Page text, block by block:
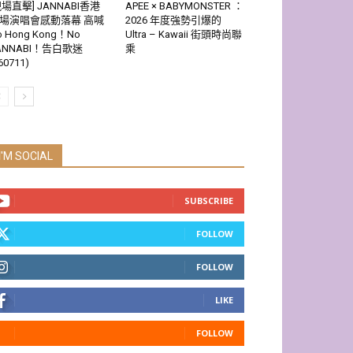
場直擊] JANNABI香港
演唱會感動落幕 高喊
Hong Kong！No
！告白歌迷
APEE × BABYMONSTER ：
2026 年度強勢引爆的
Ultra – Kawaii 街頭時尚聯
乘
I'M SOCIAL
SUBSCRIBE
FOLLOW
FOLLOW
LIKE
FOLLOW